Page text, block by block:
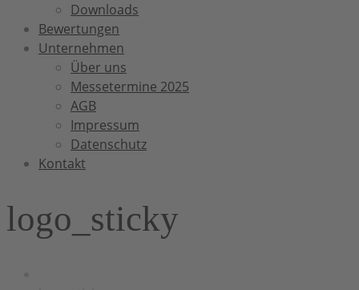
Downloads
Bewertungen
Unternehmen
Über uns
Messetermine 2025
AGB
Impressum
Datenschutz
Kontakt
logo_sticky